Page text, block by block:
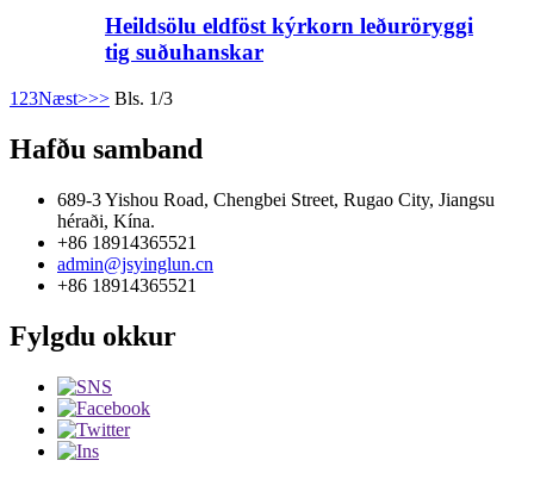
Heildsölu eldföst kýrkorn leðuröryggi
tig suðuhanskar
1 23Næst>>> Bls. 1/3
Hafðu samband
689-3 Yishou Road, Chengbei Street, Rugao City, Jiangsu
héraði, Kína.
+86 18914365521
admin@jsyinglun.cn
+86 18914365521
Fylgdu okkur